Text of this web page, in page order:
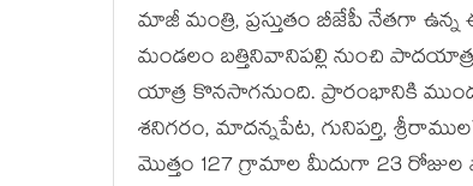
మాజీ మంత్రి, ప్ర‌స్తుతం బీజేపీ నేత‌గా
మండలం బత్తినివానిపల్లి నుంచి
యాత్ర కొనసాగనుంది. ప్రారంభానికి
శనిగరం, మాదన్నపేట, గునిపర్తి,
మొత్తం 127 గ్రామాల మీదుగా 23